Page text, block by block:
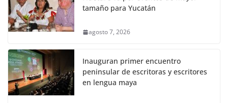
tamaño para Yucatán
agosto 7, 2026
Inauguran primer encuentro
peninsular de escritoras y escritores
en lengua maya